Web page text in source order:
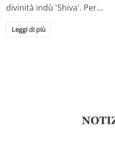
divinità indù 'Shiva'. Per…
Leggi di più